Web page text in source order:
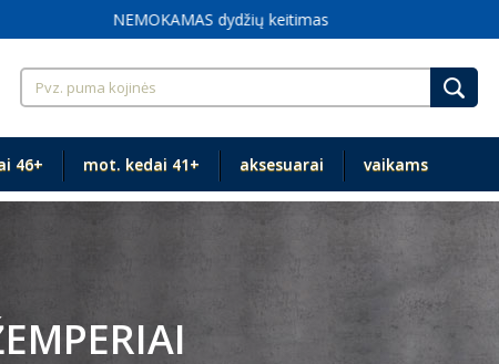
Didelių dydžių rūbai nuo XXL+
46+ mot. kedai 41+ aksesuarai vaikams